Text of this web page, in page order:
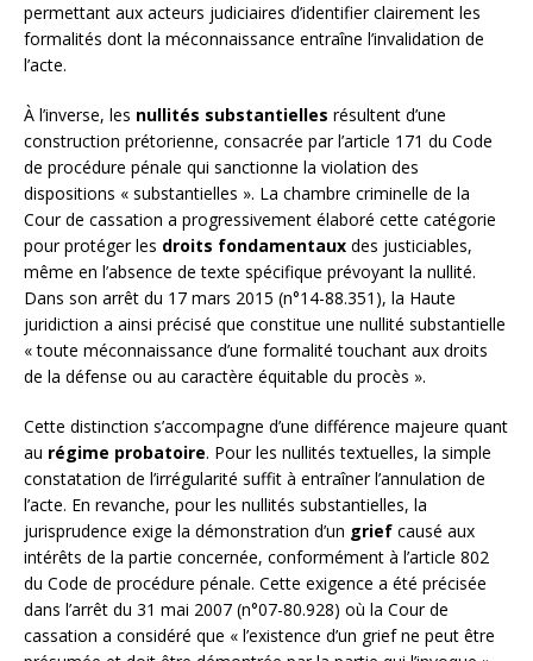
permettant aux acteurs judiciaires d’identifier clairement les
formalités dont la méconnaissance entraîne l’invalidation de
l’acte.
À l’inverse, les nullités substantielles résultent d’une
construction prétorienne, consacrée par l’article 171 du Code
de procédure pénale qui sanctionne la violation des
dispositions « substantielles ». La chambre criminelle de la
Cour de cassation a progressivement élaboré cette catégorie
pour protéger les droits fondamentaux des justiciables,
même en l’absence de texte spécifique prévoyant la nullité.
Dans son arrêt du 17 mars 2015 (n°14-88.351), la Haute
juridiction a ainsi précisé que constitue une nullité substantielle
« toute méconnaissance d’une formalité touchant aux droits
de la défense ou au caractère équitable du procès ».
Cette distinction s’accompagne d’une différence majeure quant
au régime probatoire. Pour les nullités textuelles, la simple
constatation de l’irrégularité suffit à entraîner l’annulation de
l’acte. En revanche, pour les nullités substantielles, la
jurisprudence exige la démonstration d’un grief causé aux
intérêts de la partie concernée, conformément à l’article 802
du Code de procédure pénale. Cette exigence a été précisée
dans l’arrêt du 31 mai 2007 (n°07-80.928) où la Cour de
cassation a considéré que « l’existence d’un grief ne peut être